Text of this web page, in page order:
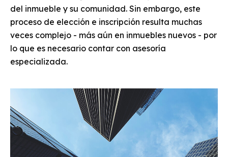
del inmueble y su comunidad. Sin embargo, este
proceso de elección e inscripción resulta muchas
veces complejo - más aún en inmuebles nuevos - por
lo que es necesario contar con asesoría
especializada.